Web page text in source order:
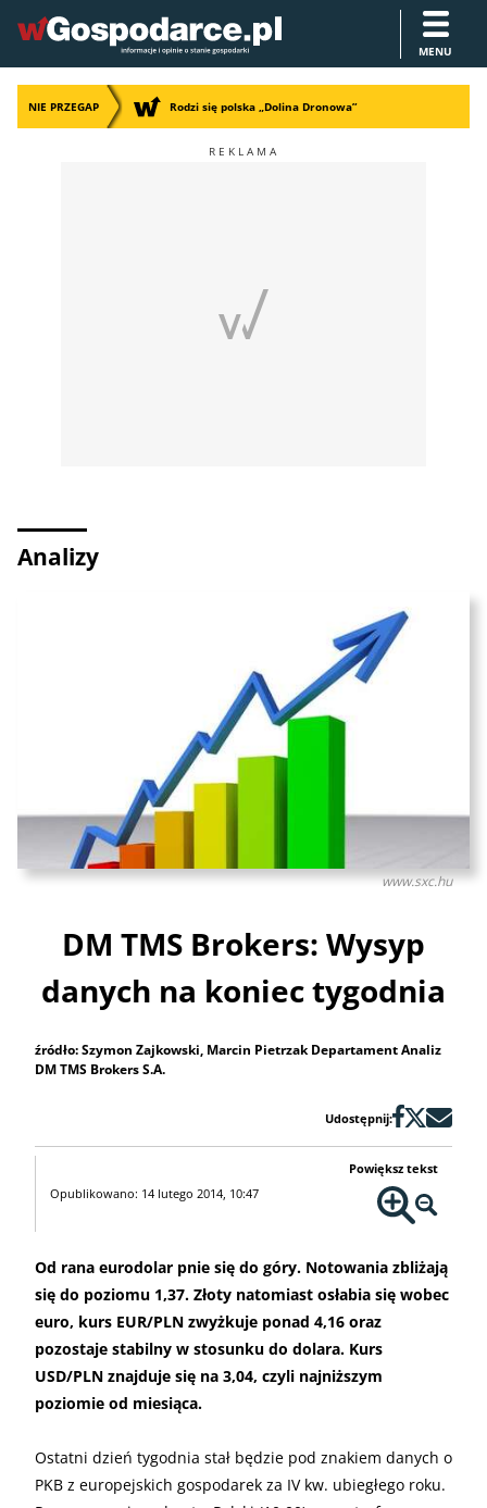
MENU
NIE PRZEGAP Rodzi się polska „Dolina Dronowa”
Analizy
www.sxc.hu
DM TMS Brokers: Wysyp
danych na koniec tygodnia
źródło: Szymon Zajkowski, Marcin Pietrzak Departament Analiz
DM TMS Brokers S.A.
Udostępnij:
Opublikowano: 14 lutego 2014, 10:47
Powiększ tekst
Od rana eurodolar pnie się do góry. Notowania zbliżają
się do poziomu 1,37. Złoty natomiast osłabia się wobec
euro, kurs EUR/PLN zwyżkuje ponad 4,16 oraz
pozostaje stabilny w stosunku do dolara. Kurs
USD/PLN znajduje się na 3,04, czyli najniższym
poziomie od miesiąca.
Ostatni dzień tygodnia stał będzie pod znakiem danych o
PKB z europejskich gospodarek za IV kw. ubiegłego roku.